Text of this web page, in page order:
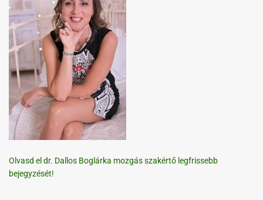
Olvasd el dr. Dallos Boglárka mozgás szakértő legfrissebb
bejegyzését!